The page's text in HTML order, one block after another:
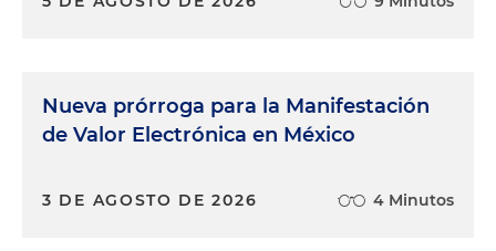
Nueva prórroga para la Manifestación
de Valor Electrónica en México
3 DE AGOSTO DE 2026 4 Minutos